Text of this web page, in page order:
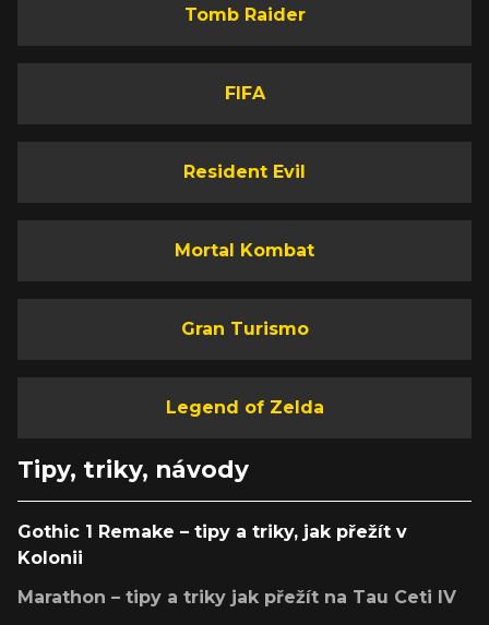
Tomb Raider
FIFA
Resident Evil
Mortal Kombat
Gran Turismo
Legend of Zelda
Tipy, triky, návody
Gothic 1 Remake – tipy a triky, jak přežít v
Kolonii
Marathon – tipy a triky jak přežít na Tau Ceti IV